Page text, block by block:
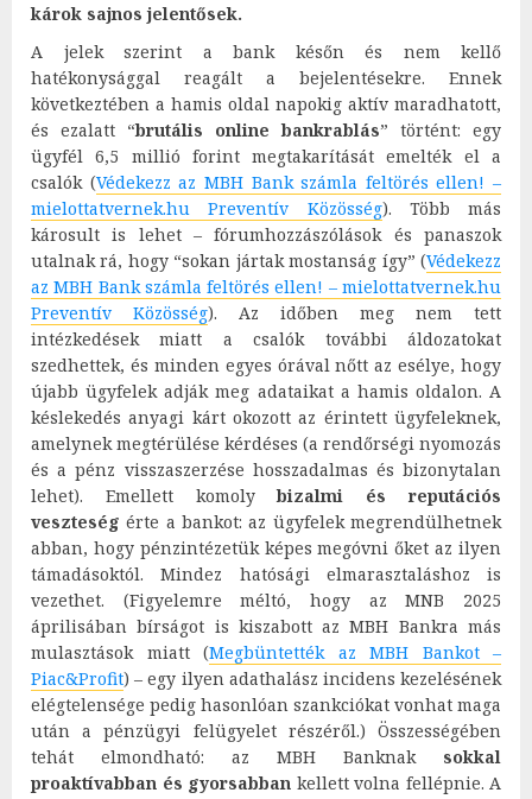
károk sajnos jelentősek.
A jelek szerint a bank későn és nem kellő
hatékonysággal reagált a bejelentésekre. Ennek
következtében a hamis oldal napokig aktív maradhatott,
és ezalatt “brutális online bankrablás” történt: egy
ügyfél 6,5 millió forint megtakarítását emelték el a
csalók (Védekezz az MBH Bank számla feltörés ellen! –
mielottatvernek.hu Preventív Közösség). Több más
károsult is lehet – fórumhozzászólások és panaszok
utalnak rá, hogy “sokan jártak mostanság így” (Védekezz
az MBH Bank számla feltörés ellen! – mielottatvernek.hu
Preventív Közösség). Az időben meg nem tett
intézkedések miatt a csalók további áldozatokat
szedhettek, és minden egyes órával nőtt az esélye, hogy
újabb ügyfelek adják meg adataikat a hamis oldalon. A
késlekedés anyagi kárt okozott az érintett ügyfeleknek,
amelynek megtérülése kérdéses (a rendőrségi nyomozás
és a pénz visszaszerzése hosszadalmas és bizonytalan
lehet). Emellett komolybizalmi és reputációs
veszteség érte a bankot: az ügyfelek megrendülhetnek
abban, hogy pénzintézetük képes megóvni őket az ilyen
támadásoktól. Mindez hatósági elmarasztaláshoz is
vezethet. (Figyelemre méltó, hogy az MNB 2025
áprilisában bírságot is kiszabott az MBH Bankra más
mulasztások miatt (Megbüntették az MBH Bankot –
Piac&Profit) – egy ilyen adathalász incidens kezelésének
elégtelensége pedig hasonlóan szankciókat vonhat maga
után a pénzügyi felügyelet részéről.) Összességében
tehát elmondható: az MBH Banknak sokkal
proaktívabban és gyorsabban kellett volna fellépnie. A